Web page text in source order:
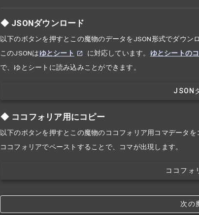
JSONダウンロード
以下のボタンを押すとこの魔物のデータをJSON形式でダウン
このJSONはゆとシート に対応しています。 ゆとシートの
で、ゆとシートに読み込みことができます。
JSON
ココフォリア用にコピー
以下のボタンを押すとこの魔物のココフォリア用コマデータを
ココフォリアでペーストすることで、コマが出現します。
ココフォ
次の